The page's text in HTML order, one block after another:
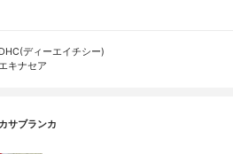
DHC(ディーエイチシー)
キナセア
カサブランカ